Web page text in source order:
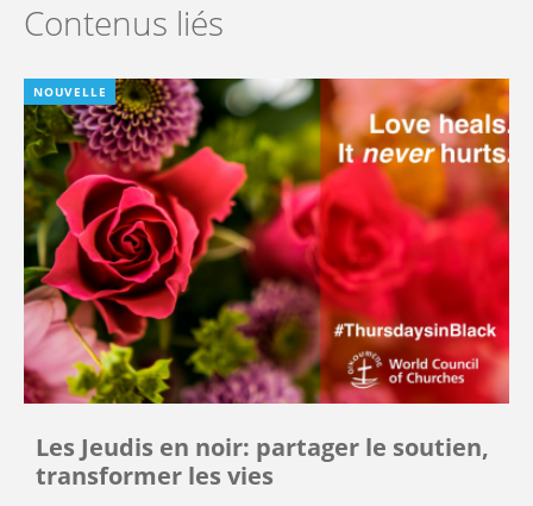
Contenus liés
NOUVELLE
Les Jeudis en noir: partager le soutien,
transformer les vies